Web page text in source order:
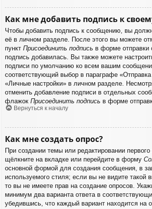
Как мне добавить подпись к
Чтобы добавить подпись к сообщению, вы
её в личном разделе. После этого вы можете
пункт Присоединить подпись в форме отправки
подпись добавилась. Вы также можете
подписи по умолчанию ко всем вашим
соответствующий выбор в параграфе
«Личные настройки» в личном разделе.
отменить добавление подписи в отдельных
флажок Присоединить подпись в форме
Вернуться к началу
Как мне создать опрос?
При создании темы или редактировании
щёлкните на вкладке или перейдите в форму
основной формой для создания сообщения, в
используемого стиля; если вы не видите такой
то вы не имеете прав на создание опросов.
минимум два варианта ответа в
убедившись, что каждый вариант находится на